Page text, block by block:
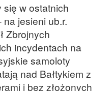
się w ostatnich
jesieni ub.r.
Zbrojnych
incydentach na
samoloty
nad Bałtykiem z
i bez złożonych